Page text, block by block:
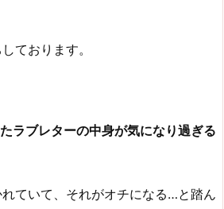
ております。
ラブレターの中身が気になり過ぎる
ていて、それがオチになる…と踏ん